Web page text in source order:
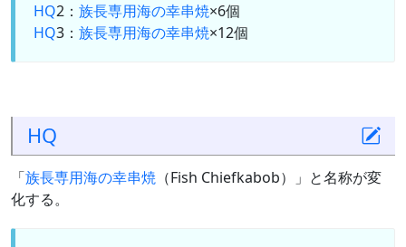
HQ2： 族長専用海の幸串焼×6個
HQ3： 族長専用海の幸串焼×12個
HQ
「族長専用海の幸串焼 （Fish Chiefkabob）」と名称が変
化する。